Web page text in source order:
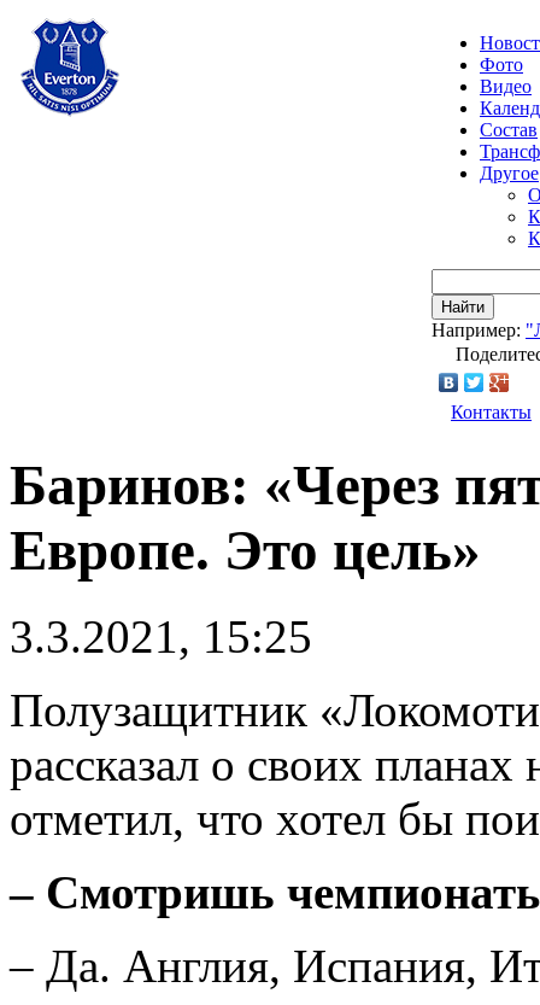
Фото
Видео
Состав
Другое
Найти
Например:
Контакты
Баринов: «Через
Европе. Это цель»
3.3.2021, 15:25
Полузащитник
рассказал о своих
отметил, что хотел бы
– Смотришь
– Да. Англия, Испания,